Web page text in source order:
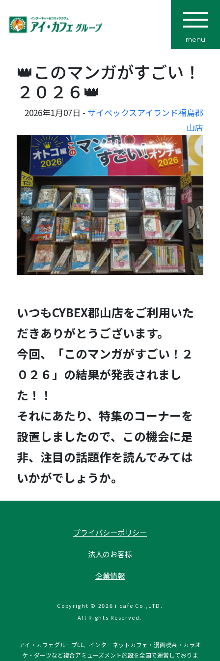
menu
👑このマンガがすごい！
２０２６👑
2026年1月07日 - サイベックスアイランド福島郡
山店
いつもCYBEX郡山店をご利用いた
だきありがとうございます。
今回、「このマンガがすごい！２
０２６」の結果が発表されまし
た！！
それにあたり、特集のコーナーを
設置しましたので、この機会に是
非、注目の話題作を読んでみては
いかがでしょうか。
プライバシーポリシー
法人のお客様
企業情報
Copyright © 2026 i cafe Co.,LTD.
All Rights Reserved.
アイ・カフェグループは、インターネットカフェ・漫画喫茶・カラオ
ケ・ダーツなど複合アミューズメント施設を全国で運営しておりま